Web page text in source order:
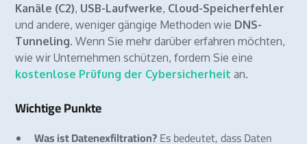
Kanäle (C2), USB-Laufwerke, Cloud-Speicherfehler
und andere, weniger gängige Methoden wie DNS-
Tunneling. Wenn Sie mehr darüber erfahren möchten,
wie wir Unternehmen schützen, fordern Sie eine
kostenlose Prüfung der Cybersicherheit an.
Wichtige Punkte
Was ist Datenexfiltration? Es bedeutet, dass Daten